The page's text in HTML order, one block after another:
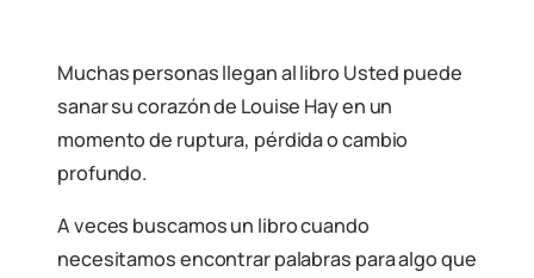
Muchas personas llegan al libro Usted puede
sanar su corazón de Louise Hay en un
momento de ruptura, pérdida o cambio
profundo.
A veces buscamos un libro cuando
necesitamos encontrar palabras para algo que